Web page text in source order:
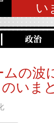
い
の波
のいま